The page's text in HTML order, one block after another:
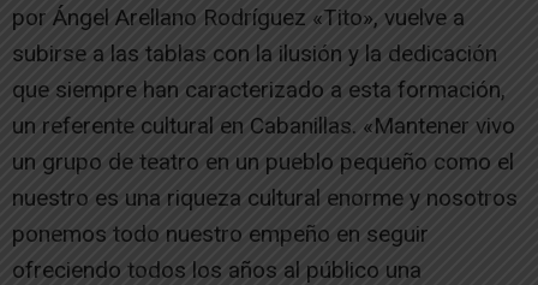
por Ángel Arellano Rodríguez «Tito», vuelve a
subirse a las tablas con la ilusión y la dedicación
que siempre han caracterizado a esta formación,
un referente cultural en Cabanillas. «Mantener vivo
un grupo de teatro en un pueblo pequeño como el
nuestro es una riqueza cultural enorme y nosotros
ponemos todo nuestro empeño en seguir
ofreciendo todos los años al público una